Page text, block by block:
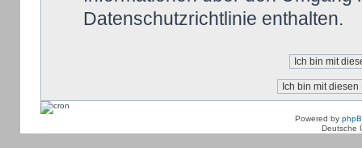
Datenschutzrichtlinie enthalten.
Powered by
Deutsche